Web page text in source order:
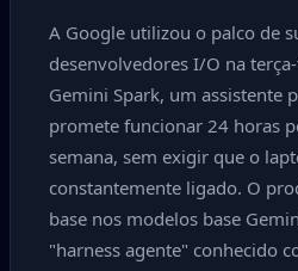
A Google utilizou o palco de
desenvolvedores I/O na
Gemini Spark, um assistente
promete funcionar 24 horas
semana, sem exigir que o
constantemente ligado. O
base nos modelos base
"harness agente" conhecido